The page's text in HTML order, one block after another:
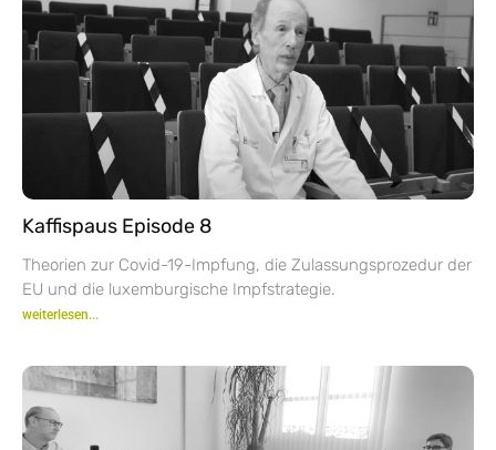
Kaffispaus Episode 8
Theorien zur Covid-19-Impfung, die Zulassungsprozedur der
EU und die luxemburgische Impfstrategie.
weiterlesen...